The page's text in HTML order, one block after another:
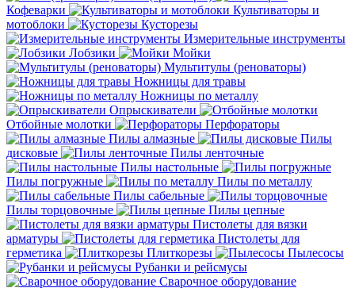
Кофеварки
Культиваторы и
мотоблоки
Кусторезы
Измерительные инструменты
Лобзики
Мойки
Мультитулы (реноваторы)
Ножницы для травы
Ножницы по металлу
Опрыскиватели
Отбойные молотки
Перфораторы
Пилы алмазные
Пилы
дисковые
Пилы ленточные
Пилы настольные
Пилы погружные
Пилы по металлу
Пилы сабельные
Пилы торцовочные
Пилы цепные
Пистолеты для вязки
арматуры
Пистолеты для
герметика
Плиткорезы
Пылесосы
Рубанки и рейсмусы
Сварочное оборудование